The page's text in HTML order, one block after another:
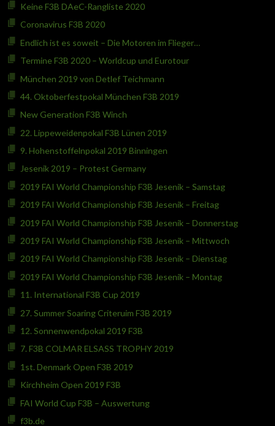
Keine F3B DAeC-Rangliste 2020
Coronavirus F3B 2020
Endlich ist es soweit – Die Motoren im Flieger…
Termine F3B 2020 – Worldcup und Eurotour
München 2019 von Detlef Teichmann
44. Oktoberfestpokal München F3B 2019
New Generation F3B Winch
22. Lippeweidenpokal F3B Lünen 2019
9. Hohenstoffelnpokal 2019 Binningen
Jesenik 2019 – Protest Germany
2019 FAI World Championship F3B Jesenik – Samstag
2019 FAI World Championship F3B Jesenik – Freitag
2019 FAI World Championship F3B Jesenik – Donnerstag
2019 FAI World Championship F3B Jesenik – Mittwoch
2019 FAI World Championship F3B Jesenik – Dienstag
2019 FAI World Championship F3B Jesenik – Montag
11. International F3B Cup 2019
27. Summer Soaring Criteruim F3B 2019
12. Sonnenwendpokal 2019 F3B
7. F3B COLMAR ELSASS TROPHY 2019
1st. Denmark Open F3B 2019
Kirchheim Open 2019 F3B
FAI World Cup F3B – Auswertung
f3b.de